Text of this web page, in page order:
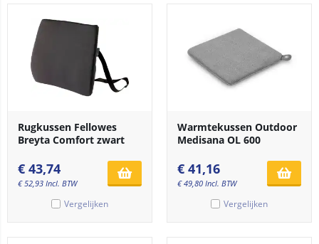
Rugkussen Fellowes
Breyta Comfort zwart
€ 43,74
€52,93 Incl. BTW
Vergelijken
Warmtekussen Outdoor
Medisana OL 600
€ 41,16
€49,80 Incl. BTW
Vergelijken